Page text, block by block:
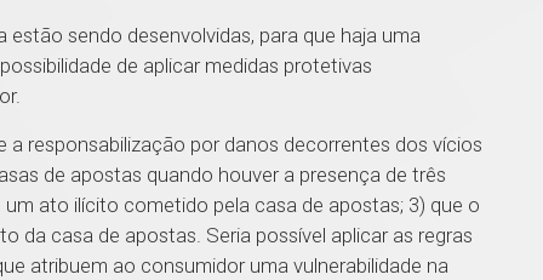
sendo desenvolvidas, para que haja uma
de aplicar medidas protetivas
responsabilização por danos decorrentes dos vícios
de apostas quando houver a presença de três
ato ilícito cometido pela casa de apostas; 3) que o
da casa de apostas. Seria possível aplicar as regras
atribuem ao consumidor uma vulnerabilidade na